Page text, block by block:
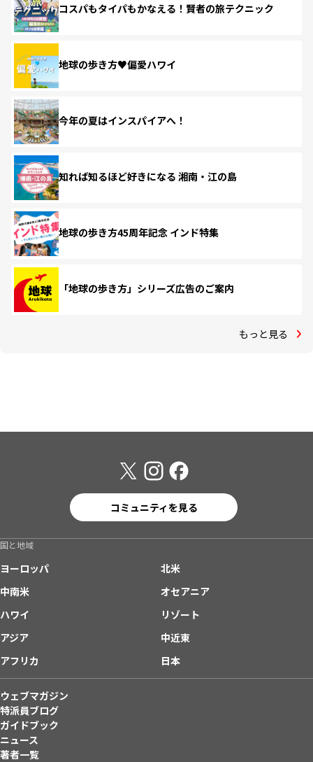
コスパもタイパもかなえる！賢者の旅テクニック
地球の歩き方♥偏愛ハワイ
今年の夏はインスパイアへ！
知れば知るほど好きになる 湘南・江の島
地球の歩き方45周年記念 インド特集
「地球の歩き方」シリーズ広告のご案内
もっと見る
コミュニティを見る
国と地域
ヨーロッパ
北米
中南米
オセアニア
ハワイ
リゾート
アジア
中近東
アフリカ
日本
ウェブマガジン
特派員ブログ
ガイドブック
ニュース
著者一覧